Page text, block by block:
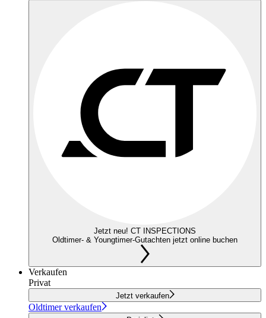
Jetzt neu! CT INSPECTIONS
Oldtimer- & Youngtimer-Gutachten jetzt online buchen
Verkaufen
Privat
Jetzt verkaufen
Oldtimer verkaufen